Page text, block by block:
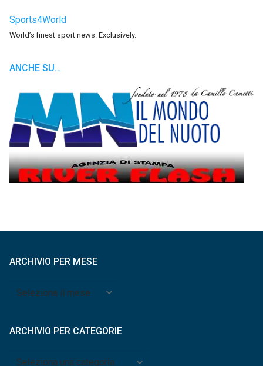
Sports4World
World’s finest sport news. Exclusively.
ANCHE SU…
ARCHIVIO PER MESE
Archivio
ARCHIVIO PER CATEGORIE
Archivio